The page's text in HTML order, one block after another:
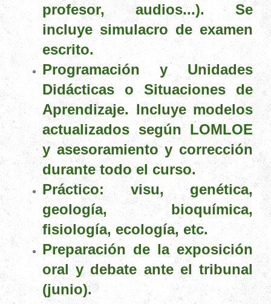
profesor, audios...). Se
incluye simulacro de examen
escrito.
Programación y Unidades
Didácticas o Situaciones de
Aprendizaje. Incluye modelos
actualizados según LOMLOE
y asesoramiento y corrección
durante todo el curso.
Práctico: visu, genética,
geología, bioquímica,
fisiología, ecología, etc.
Preparación de la exposición
oral y debate ante el tribunal
(junio).